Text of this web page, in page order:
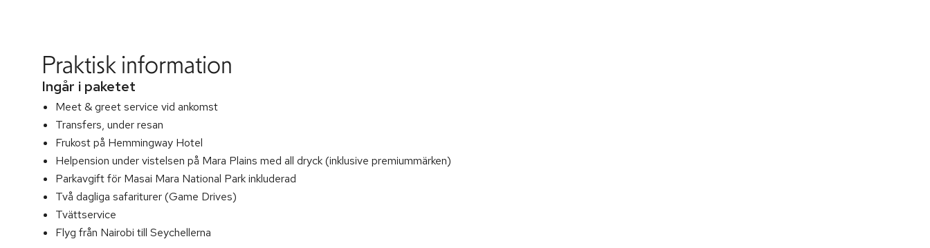
Praktisk information
Ingår i paketet
Meet & greet service vid ankomst
Transfers, under resan
Frukost på Hemmingway Hotel
Helpension under vistelsen på Mara Plains med all dryck (inklusive premiummärken)
Parkavgift för Masai Mara National Park inkluderad
Två dagliga safariturer (Game Drives)
Tvättservice
Flyg från Nairobi till Seychellerna